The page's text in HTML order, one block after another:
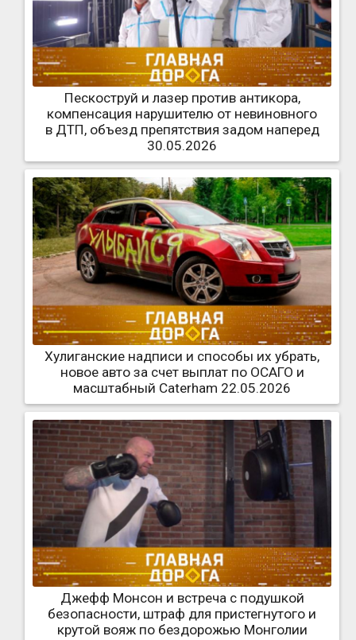
Пескоструй и лазер против антикора,
компенсация нарушителю от невиновного
в ДТП, объезд препятствия задом наперед
30.05.2026
Хулиганские надписи и способы их убрать,
новое авто за счет выплат по ОСАГО и
масштабный Caterham 22.05.2026
Джефф Монсон и встреча с подушкой
безопасности, штраф для пристегнутого и
крутой вояж по бездорожью Монголии